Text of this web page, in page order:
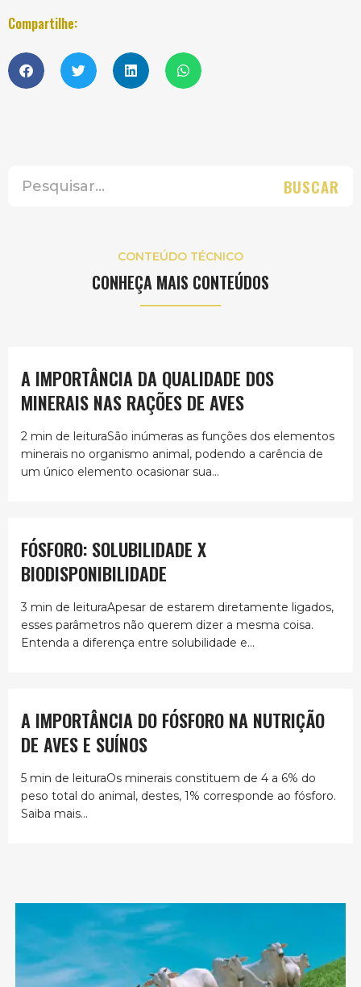
Compartilhe:
BUSCAR
CONTEÚDO TÉCNICO
CONHEÇA MAIS CONTEÚDOS
A IMPORTÂNCIA DA QUALIDADE DOS
MINERAIS NAS RAÇÕES DE AVES
2 min de leituraSão inúmeras as funções dos elementos
minerais no organismo animal, podendo a carência de
um único elemento ocasionar sua...
FÓSFORO: SOLUBILIDADE X
BIODISPONIBILIDADE
3 min de leituraApesar de estarem diretamente ligados,
esses parâmetros não querem dizer a mesma coisa.
Entenda a diferença entre solubilidade e...
A IMPORTÂNCIA DO FÓSFORO NA NUTRIÇÃO
DE AVES E SUÍNOS
5 min de leituraOs minerais constituem de 4 a 6% do
peso total do animal, destes, 1% corresponde ao fósforo.
Saiba mais...